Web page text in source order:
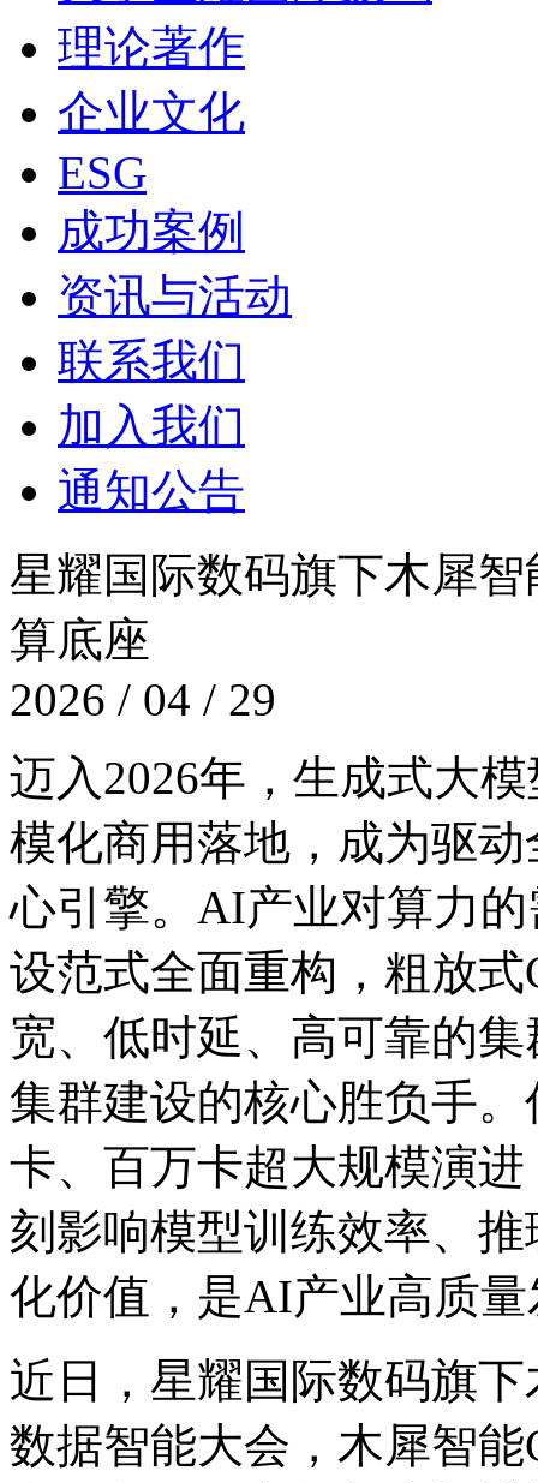
理论著作
企业文化
ESG
成功案例
资讯与活动
联系我们
加入我们
通知公告
星耀国际数码旗下木犀智
算底座
2026 / 04 / 29
迈入2026年，生成式大
模化商用落地，成为
心引擎。AI产业对算力的
设范式全面重构，粗放
宽、低时延、高可靠
集群建设的核心胜负手
卡、百万卡超大规模演进
刻影响模型训练效率
化价值，是AI产业高质
近日，星耀国际数码旗
数据智能大会，木犀智